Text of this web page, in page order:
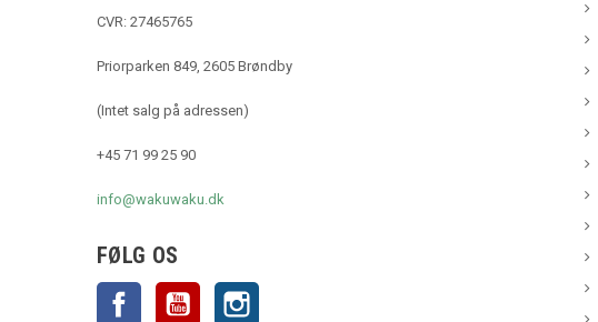
CVR: 27465765
Priorparken 849, 2605 Brøndby
(Intet salg på adressen)
+45 71 99 25 90
info@wakuwaku.dk
FØLG OS
Facebook YouTube